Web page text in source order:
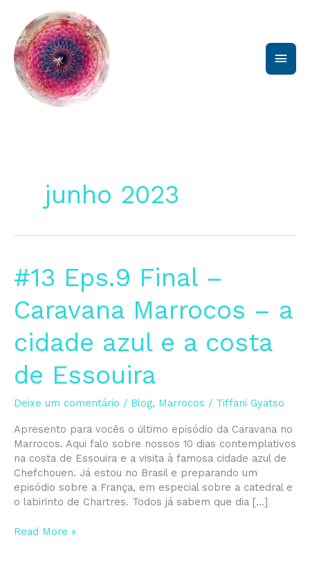
conteúdo
junho 2023
#13 Eps.9 Final –
Caravana Marrocos – a
cidade azul e a costa
de Essouira
Deixe um comentário / Blog, Marrocos / Tiffani Gyatso
Apresento para vocês o último episódio da Caravana no
Marrocos. Aqui falo sobre nossos 10 dias contemplativos
na costa de Essouira e a visita à famosa cidade azul de
Chefchouen. Já estou no Brasil e preparando um
episódio sobre a França, em especial sobre a catedral e
o labirinto de Chartres. Todos já sabem que dia […]
#13
Eps.9
–
Marrocos
–
a
cidade
azul
a
costa
de
Essouira
Read More »